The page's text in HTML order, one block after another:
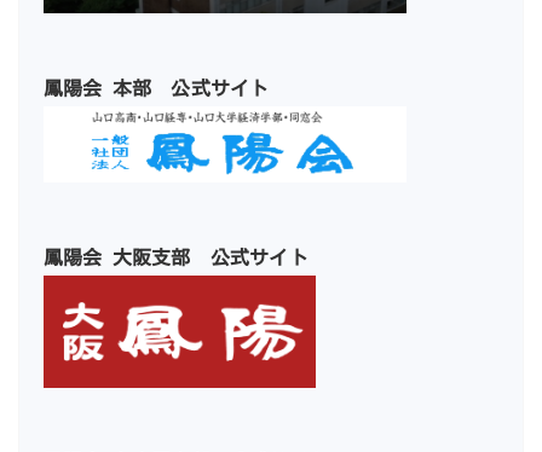
鳳陽会 本部 公式サイト
鳳陽会 大阪支部 公式サイト